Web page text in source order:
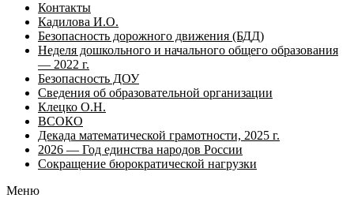
Контакты
Кадилова И.О.
Безопасность дорожного движения (БДД)
Неделя дошкольного и начального общего образования
— 2022 г.
Безопасность ДОУ
Сведения об образовательной организации
Клецко О.Н.
ВСОКО
Декада математической грамотности, 2025 г.
2026 — Год единства народов России
Сокращение бюрократической нагрузки
Меню